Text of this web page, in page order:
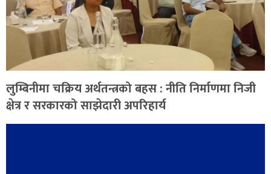
लुम्बिनीमा चक्रिय अर्थतन्त्रको बहस : नीति निर्माणमा निजी
क्षेत्र र सरकारको साझेदारी अपरिहार्य